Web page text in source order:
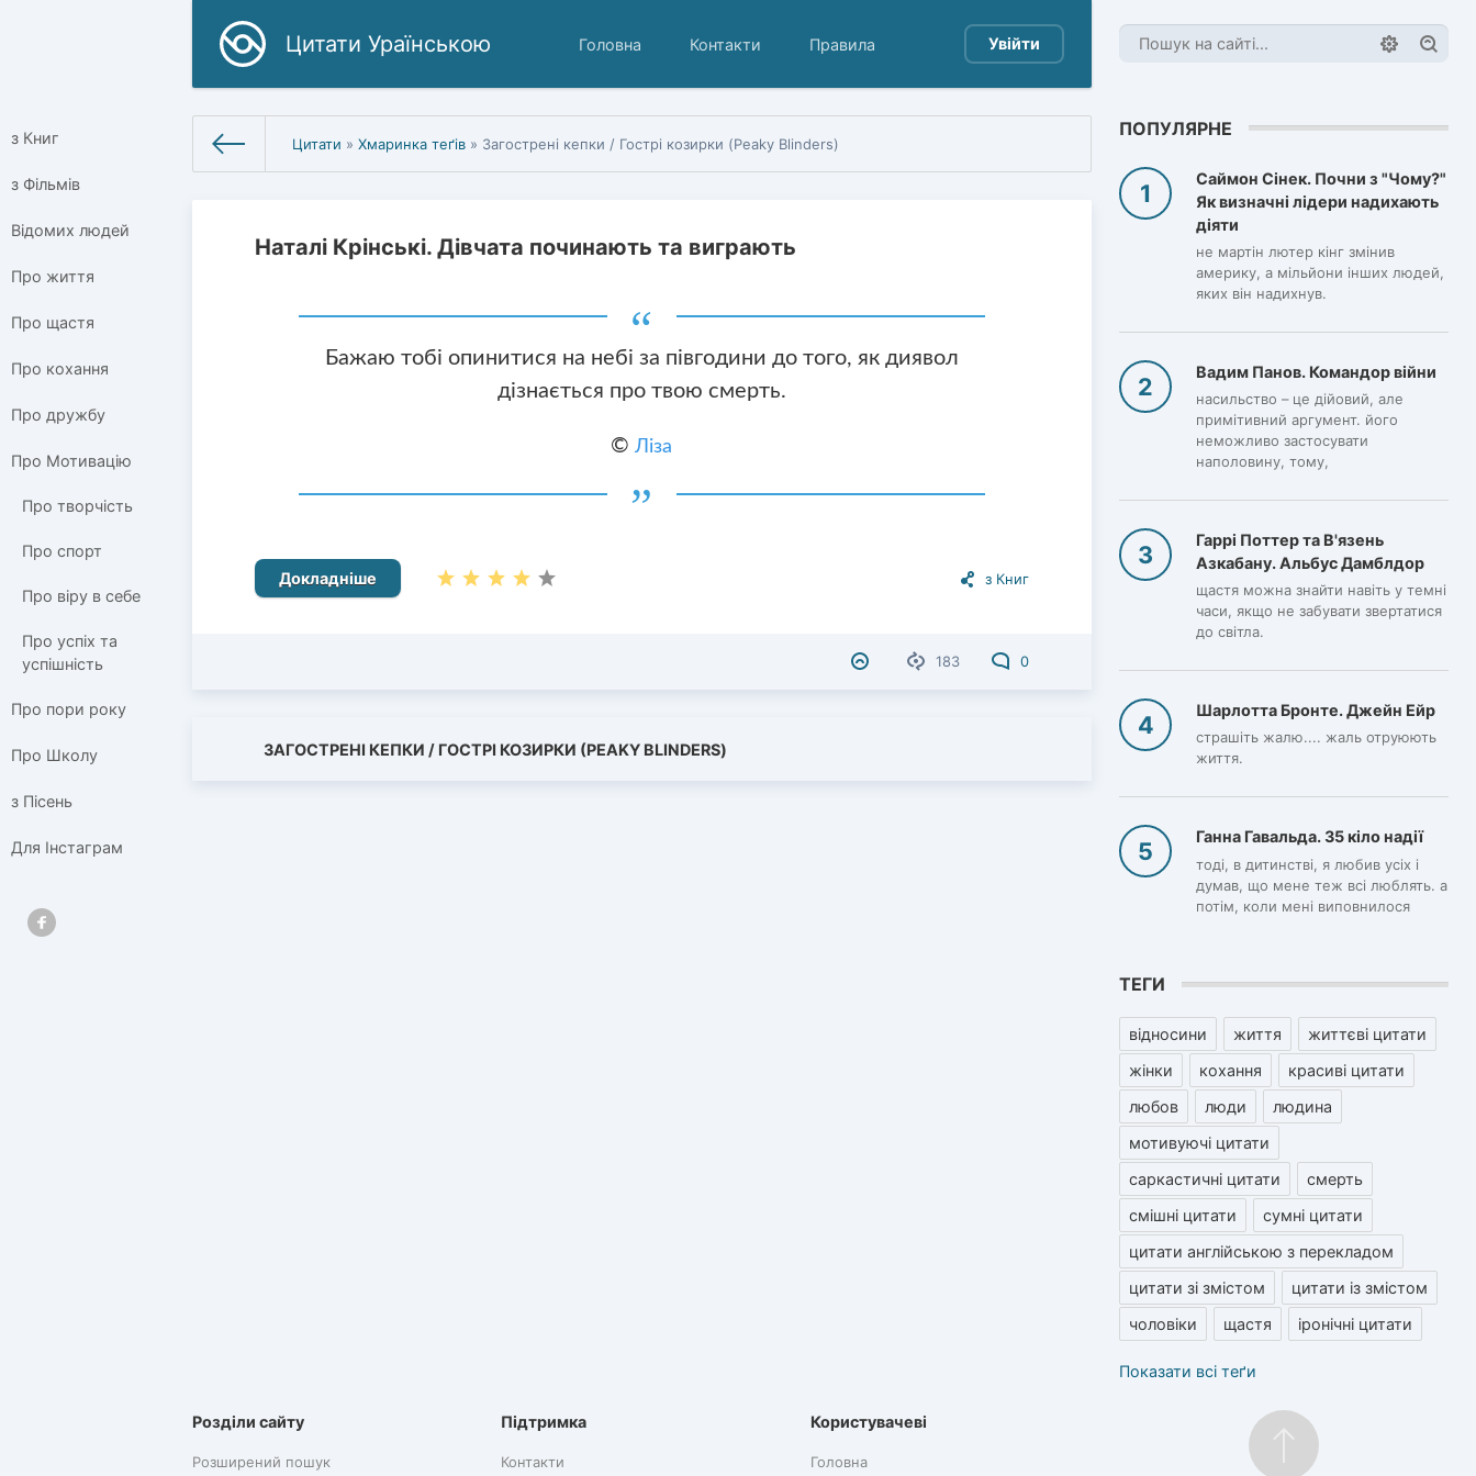
Цитати Ураїнською Головна Контакти Правила Увійти
з Книг
з Фільмів
Відомих людей
Про життя
Про щастя
Про кохання
Про дружбу
Про Мотивацію
Про творчість
Про спорт
Про віру в себе
Про успіх та
успішність
Про пори року
Про Школу
з Пісень
Для Інстаграм
Цитати »Хмаринка теґів » Загострені кепки / Гострі козирки (Peaky Blinders)
Наталі Крінські. Дівчата починають та виграють
Бажаю тобі опинитися на небі за півгодини до того, як диявол
дізнається про твою смерть.
©Ліза
з Книг
Докладніше
183 0
ЗАГОСТРЕНІ КЕПКИ / ГОСТРІ КОЗИРКИ (PEAKY BLINDERS)
ПОПУЛЯРНЕ
Саймон Сінек. Почни з "Чому?"
Як визначні лідери надихають
діяти
не мартін лютер кінг змінив
америку, а мільйони інших людей,
яких він надихнув.
Вадим Панов. Командор війни
насильство – це дійовий, але
примітивний аргумент. його
неможливо застосувати
наполовину, тому,
Гаррі Поттер та В'язень
Азкабану. Альбус Дамблдор
щастя можна знайти навіть у темні
часи, якщо не забувати звертатися
до світла.
Шарлотта Бронте. Джейн Ейр
страшіть жалю.... жаль отруюють
життя.
Ганна Гавальда. 35 кіло надії
тоді, в дитинстві, я любив усіх і
думав, що мене теж всі люблять. а
потім, коли мені виповнилося
ТЕГИ
відносини життя
життєві цитати
жінки
кохання
красиві цитати
любов
люди
людина
мотивуючі цитати
саркастичні цитати
смерть
смішні цитати
сумні цитати
цитати англійською з перекладом
цитати зі змістом
цитати із змістом
чоловіки
щастя іронічні цитати
Показати всі теґи
Розділи сайту
Розширений пошук
Підтримка
Контакти
Користувачеві
Головна